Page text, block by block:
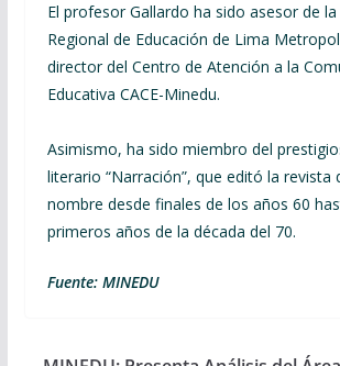
El profesor Gallardo ha sido asesor de
Regional de Educación de Lima
director del Centro de Atención a la
Educativa CACE-Minedu.
Asimismo, ha sido miembro del
literario “Narración”, que editó la revista
nombre desde finales de los años 60
primeros años de la década del 70.
Fuente: MINEDU